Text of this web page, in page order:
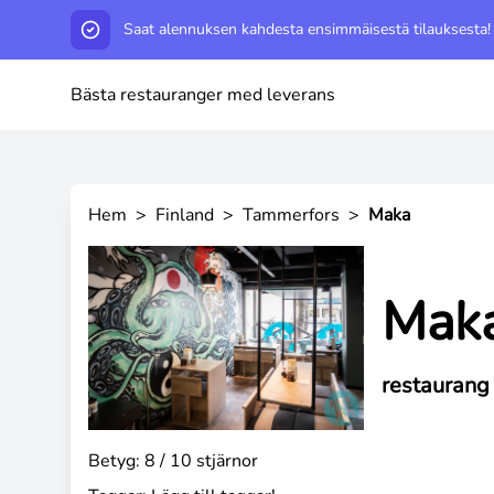
Saat alennuksen kahdesta ensimmäisestä tilauksesta!
Bästa restauranger med leverans
Hem > Finland > Tammerfors > Maka
restaurang
Betyg: 8 / 10 stjärnor